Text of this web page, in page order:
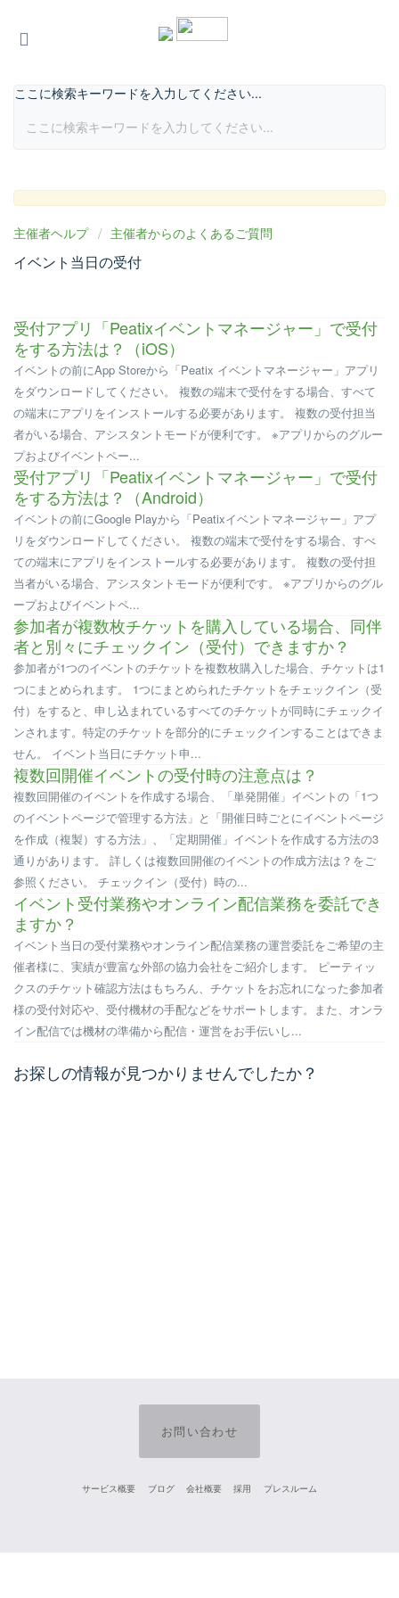
ここに検索キーワードを入力してください...
主催者ヘルプ 主催者からのよくあるご質問
イベント当日の受付
受付アプリ「Peatixイベントマネージャー」で受付
をする方法は？（iOS）
イベントの前にApp Storeから「Peatix イベントマネージャー」アプリ
をダウンロードしてください。 複数の端末で受付をする場合、すべて
の端末にアプリをインストールする必要があります。 複数の受付担当
者がいる場合、アシスタントモードが便利です。 ※アプリからのグルー
プおよびイベントペー...
受付アプリ「Peatixイベントマネージャー」で受付
をする方法は？（Android）
イベントの前にGoogle Playから「Peatixイベントマネージャー」アプ
リをダウンロードしてください。 複数の端末で受付をする場合、すべ
ての端末にアプリをインストールする必要があります。 複数の受付担
当者がいる場合、アシスタントモードが便利です。 ※アプリからのグル
ープおよびイベントペ...
参加者が複数枚チケットを購入している場合、同伴
者と別々にチェックイン（受付）できますか？
参加者が1つのイベントのチケットを複数枚購入した場合、チケットは1
つにまとめられます。 1つにまとめられたチケットをチェックイン（受
付）をすると、申し込まれているすべてのチケットが同時にチェックイ
ンされます。特定のチケットを部分的にチェックインすることはできま
せん。 イベント当日にチケット申...
複数回開催イベントの受付時の注意点は？
複数回開催のイベントを作成する場合、「単発開催」イベントの「1つ
のイベントページで管理する方法」と「開催日時ごとにイベントページ
を作成（複製）する方法」、「定期開催」イベントを作成する方法の3
通りがあります。 詳しくは複数回開催のイベントの作成方法は？をご
参照ください。 チェックイン（受付）時の...
イベント受付業務やオンライン配信業務を委託でき
ますか？
イベント当日の受付業務やオンライン配信業務の運営委託をご希望の主
催者様に、実績が豊富な外部の協力会社をご紹介します。 ピーティッ
クスのチケット確認方法はもちろん、チケットをお忘れになった参加者
様の受付対応や、受付機材の手配などをサポートします。また、オンラ
イン配信では機材の準備から配信・運営をお手伝いし...
お探しの情報が見つかりませんでしたか？
お問い合わせ
サービス概要 ブログ 会社概要 採用 プレスルーム